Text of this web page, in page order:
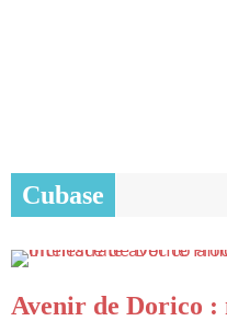
Cubase
Avenir de Dorico